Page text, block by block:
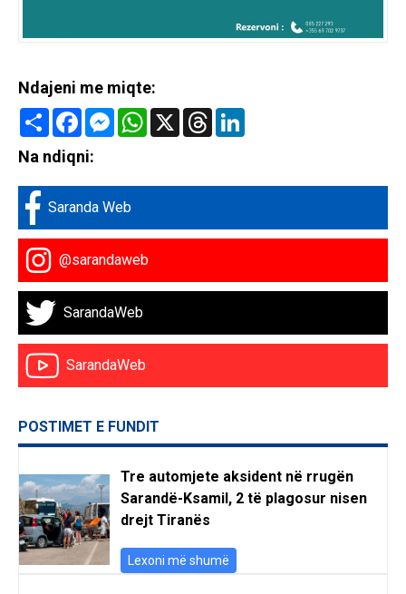
Ndajeni me miqte:
Share FacebookMessenger
WhatsApp
X Threads
Na ndiqni:
Saranda Web
@sarandaweb
SarandaWeb
SarandaWeb
POSTIMET E FUNDIT
Tre automjete aksident në rrugën
Sarandë-Ksamil, 2 të plagosur nisen
drejt Tiranës
Lexoni më shumë